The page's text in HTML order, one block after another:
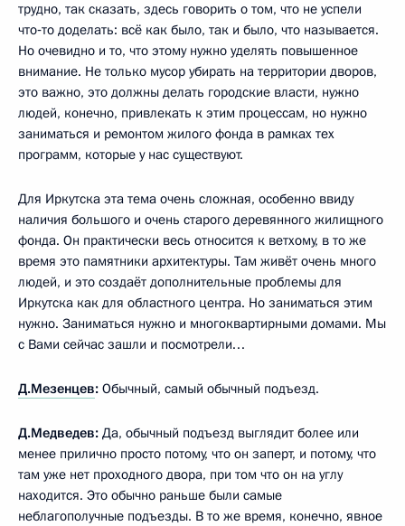
трудно, так сказать, здесь говорить о том, что не успели
что‑то доделать: всё как было, так и было, что называется.
Но очевидно и то, что этому нужно уделять повышенное
внимание. Не только мусор убирать на территории дворов,
это важно, это должны делать городские власти, нужно
людей, конечно, привлекать к этим процессам, но нужно
заниматься и ремонтом жилого фонда в рамках тех
программ, которые у нас существуют.
Для Иркутска эта тема очень сложная, особенно ввиду
наличия большого и очень старого деревянного жилищного
фонда. Он практически весь относится к ветхому, в то же
время это памятники архитектуры. Там живёт очень много
людей, и это создаёт дополнительные проблемы для
Иркутска как для областного центра. Но заниматься этим
нужно. Заниматься нужно и многоквартирными домами. Мы
с Вами сейчас зашли и посмотрели…
Д.Мезенцев: Обычный, самый обычный подъезд.
Д.Медведев: Да, обычный подъезд выглядит более или
менее прилично просто потому, что он заперт, и потому, что
там уже нет проходного двора, при том что он на углу
находится. Это обычно раньше были самые
неблагополучные подъезды. В то же время, конечно, явное